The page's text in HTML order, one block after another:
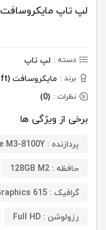
لپ تاپ مایکروسافت SURFACE GO 2
دسته : لپ تاپ
برند : مایکروسافت (microsoft)
نظرات : (0)
برخی از ویژگی ها
پردازنده : Core M3-8100Y
حافظه : 128GB M2
گرافیک : Intel UHD Graphics 615
رزولوشن : Full HD